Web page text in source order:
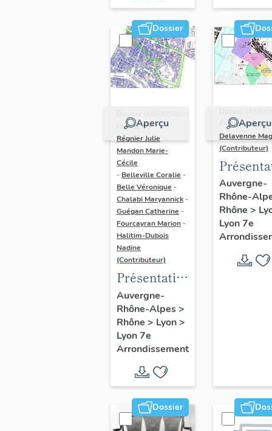
Dossier
Aperçu
Réalisé par
Régnier Julie
Mandon Marie-
Cécile
- Belleville Coralie -
Belle Véronique -
Chalabi Maryannick -
Guégan Catherine -
Fourcayran Marion -
Halitim-Dubois
Nadine
(Contributeur)
Présentation
du secteur
d'étude
Lyon
Guillotière
Auvergne-
Rhône-Alpes>
Rhône > Lyon>
Lyon 7e
Arrondissement
Aperçu
Réalisé par
Delavenne
(Contributeur)
du
d'étude
"Saint-
André"
(Lyon 7)
Auvergne-
Rhône-
Rhône >
Lyon 7e
Dossier